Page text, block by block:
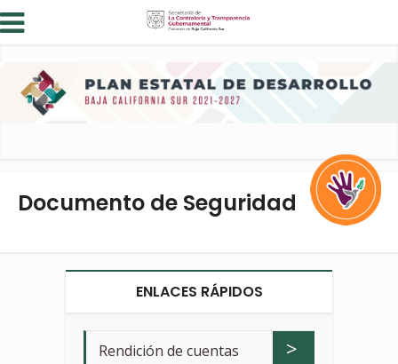
Documento de Seguridad
ENLACES RÁPIDOS
Rendición de cuentas >